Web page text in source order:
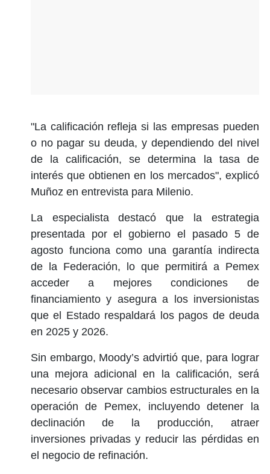
"La calificación refleja si las empresas pueden
o no pagar su deuda, y dependiendo del nivel
de la calificación, se determina la tasa de
interés que obtienen en los mercados", explicó
Muñoz en entrevista para Milenio.
La especialista destacó que la estrategia
presentada por el gobierno el pasado 5 de
agosto funciona como una garantía indirecta
de la Federación, lo que permitirá a Pemex
acceder a mejores condiciones de
financiamiento y asegura a los inversionistas
que el Estado respaldará los pagos de deuda
en 2025 y 2026.
Sin embargo, Moody’s advirtió que, para lograr
una mejora adicional en la calificación, será
necesario observar cambios estructurales en la
operación de Pemex, incluyendo detener la
declinación de la producción, atraer
inversiones privadas y reducir las pérdidas en
el negocio de refinación.